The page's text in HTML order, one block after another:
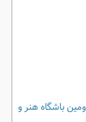
باشگاه هنر و